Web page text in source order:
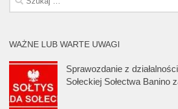
WAŻNE LUB WARTE UWAGI
Sprawozdanie z
Sołeckiej Sołectwa Banino